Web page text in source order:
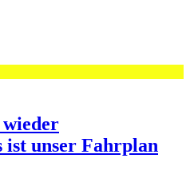
wieder
ist unser Fahrplan